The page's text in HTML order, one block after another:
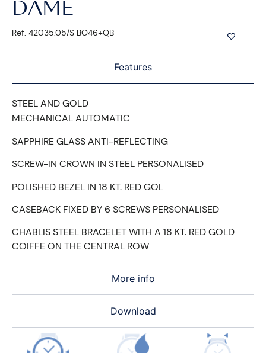
DAME
Ref. 42035.05/S BO46+QB
Features
More info
Download
STEEL AND GOLD
MECHANICAL AUTOMATIC
SAPPHIRE GLASS ANTI-REFLECTING
SCREW-IN CROWN IN STEEL PERSONALISED
POLISHED BEZEL IN 18 KT. RED GOL
CASEBACK FIXED BY 6 SCREWS PERSONALISED
CHABLIS STEEL BRACELET WITH A 18 KT. RED GOLD
COIFFE ON THE CENTRAL ROW